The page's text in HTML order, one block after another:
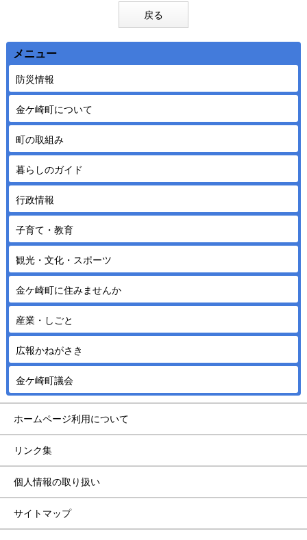
戻る
メニュー
防災情報
金ケ崎町について
町の取組み
暮らしのガイド
行政情報
子育て・教育
観光・文化・スポーツ
金ケ崎町に住みませんか
産業・しごと
広報かねがさき
金ケ崎町議会
ホームページ利用について
リンク集
個人情報の取り扱い
サイトマップ